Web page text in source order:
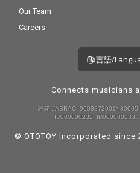
Our Team
Careers
言語/
Connects musicians
許諾 JASRAC:
ID000000232, ID000000233 /
© OTOTOY Incorporated since